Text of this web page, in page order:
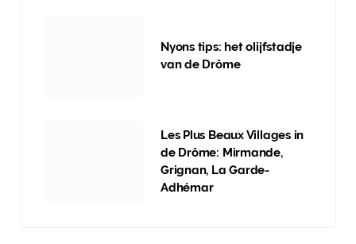
Nyons tips: het olijfstadje
van de Drôme
Les Plus Beaux Villages in
de Drôme: Mirmande,
Grignan, La Garde-
Adhémar